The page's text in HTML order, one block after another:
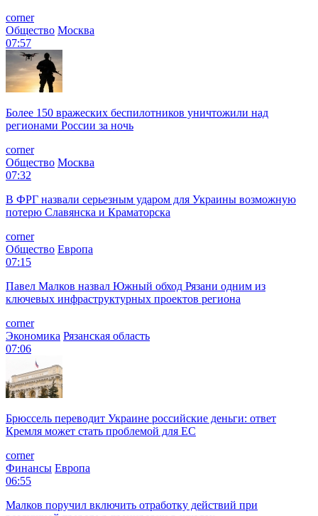
corner
Общество Москва
07:57
Более 150 вражеских беспилотников уничтожили над
регионами России за ночь
corner
Общество Москва
07:32
В ФРГ назвали серьезным ударом для Украины возможную
потерю Славянска и Краматорска
corner
Общество Европа
07:15
Павел Малков назвал Южный обход Рязани одним из
ключевых инфраструктурных проектов региона
corner
Экономика Рязанская область
07:06
Брюссель переводит Украине российские деньги: ответ
Кремля может стать проблемой для EC
corner
Финансы Европа
06:55
Малков поручил включить отработку действий при